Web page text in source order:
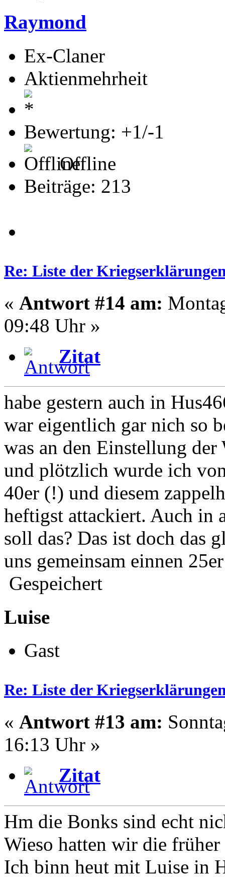
Raymond
Ex-Claner
Aktienmehrheit
Bewertung: +1/-1
Offline
Beiträge: 213
Re: Liste der
« Antwort #14 am:
09:48 Uhr »
Zitat
habe gestern auch in
war eigentlich gar nich so
was an den Einstellung der
und plötzlich wurde ich
40er (!) und diesem
heftigst attackiert. Auch in
soll das? Das ist doch das
uns gemeinsam einnen
Gespeichert
Luise
Gast
Re: Liste der
« Antwort #13 am:
16:13 Uhr »
Zitat
Hm die Bonks sind echt
Wieso hatten wir die
Ich binn heut mit Luise in